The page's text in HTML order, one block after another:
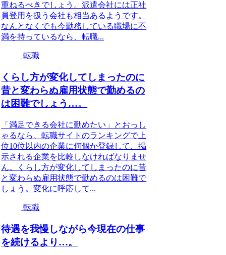
重ねるべきでしょう。派遣会社には正社
員登用を扱う会社も相当あるようです。
なんとなくでも今勤務している職場に不
満を持っているなら、転職...
転職
くらし方が変化してしまったのに
昔と変わらぬ雇用状態で勤めるの
は困難でしょう…。
「満足できる会社に勤めたい」とおっし
ゃるなら、転職サイトのランキングで上
位10位以内の企業に何個か登録して、掲
示される企業を比較しなければなりませ
ん。くらし方が変化してしまったのに昔
と変わらぬ雇用状態で勤めるのは困難で
しょう。変化に呼応して...
転職
待遇を我慢しながら今現在の仕事
を続けるより…。